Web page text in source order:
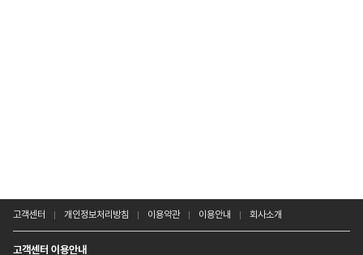
고객센터 개인정보처리방침 이용약관 이용안내 회사소개
고객센터 이용안내